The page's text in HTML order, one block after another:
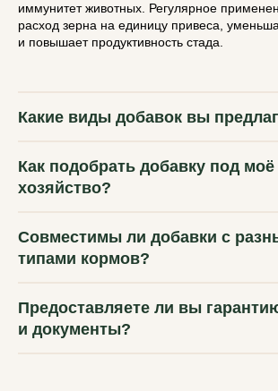
иммунитет животных. Регулярное
расход зерна на единицу привеса,
и повышает продуктивность стада.
Какие виды добавок вы
Как подобрать добавку под моё
хозяйство?
Совместимы ли добавки с
типами кормов?
Предоставляете ли вы
и документы?